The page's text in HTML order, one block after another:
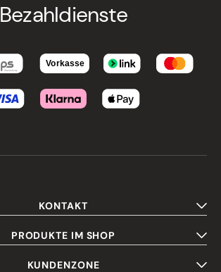
Bezahldienste
KONTAKT
PRODUKTE IM SHOP
KUNDENZONE